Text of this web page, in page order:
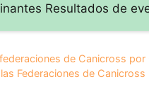
pasión por el
deporte junto a tu
peludo
Resultados de
de Canicross
Federaciones de